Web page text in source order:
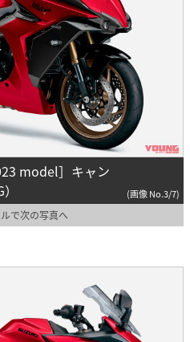
model］キャン
(画像 No.3/7)
で次の写真へ